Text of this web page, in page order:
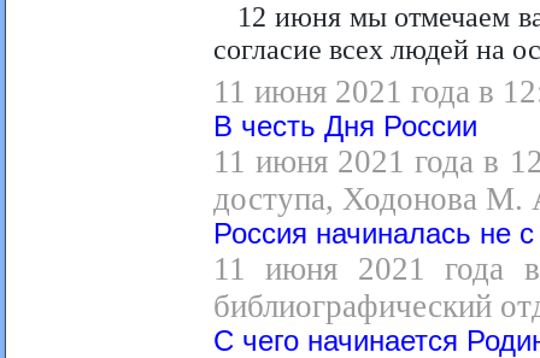
12 июня мы отмечаем
согласие всех людей на
11 июня 2021 года в
В честь Дня России
11 июня 2021 года в
доступа, Ходонова М.
Россия начиналась не
11 июня 2021 года в
библиографический
С чего начинается